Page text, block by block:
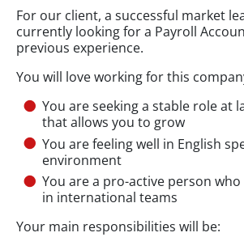
For our client, a successful market
currently looking for a Payroll
previous experience.
You will love working for this
You are seeking a stable role at
that allows you to grow
You are feeling well in English
environment
You are a pro-active person
in international teams
Your main responsibilities will be: